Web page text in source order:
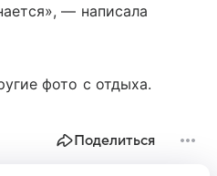
— написала
фото с отдыха.
Поделиться